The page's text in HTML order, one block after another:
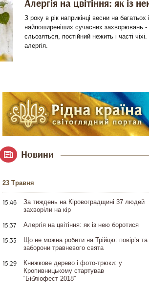
Алергія на цвітіння: як із
З року в рік наприкінці весни на
найпоширеніших сучасних захворювань -
сльозяться, постійний нежить і часті
алергія.
Новини
23 Травня
15:46
За тиждень на Кіровоградщині 37 людей
захворіли на кір
15:37 Алергія на цвітіння: як із нею боротися
15:33
Що не можна робити на Трійцю: повір’я та
заборони травневого свята
15:29
Книжкове дерево і фото-трюки: у
Кропивницькому стартував
“Бібліофест-2018”